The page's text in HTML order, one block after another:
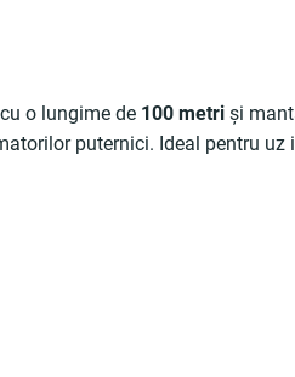
o lungime de 100 metri și
puternici. Ideal pentru